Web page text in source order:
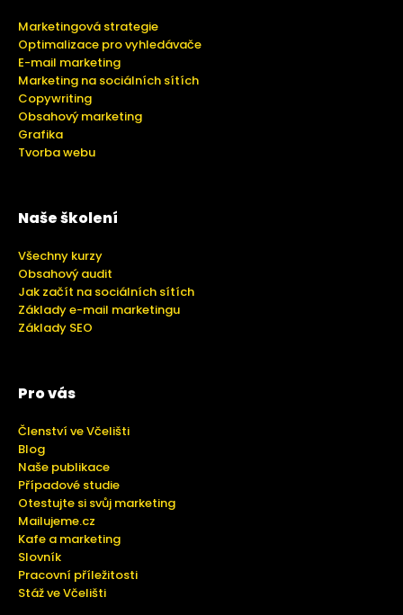
Marketingová strategie
Optimalizace pro vyhledávače
E-mail marketing
Marketing na sociálních sítích
Copywriting
Obsahový marketing
Grafika
Tvorba webu
Naše školení
Všechny kurzy
Obsahový audit
Jak začít na sociálních sítích
Základy e-mail marketingu
Základy SEO
Pro vás
Členství ve Včelišti
Blog
Naše publikace
Případové studie
Otestujte si svůj marketing
Mailujeme.cz
Kafe a marketing
Slovník
Pracovní příležitosti
Stáž ve Včelišti